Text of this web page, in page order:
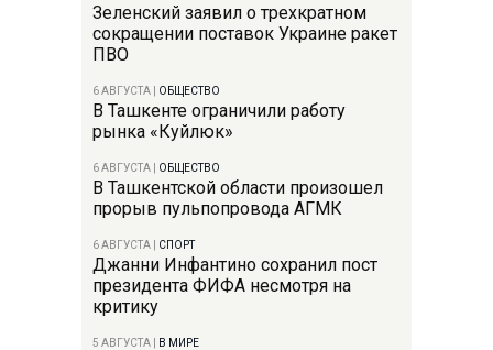
Зеленский заявил о трехкратном
сокращении поставок Украине ракет
ПВО
6 АВГУСТА ОБЩЕСТВО
В Ташкенте ограничили работу
рынка «Куйлюк»
6 АВГУСТА ОБЩЕСТВО
В Ташкентской области произошел
прорыв пульпопровода АГМК
6 АВГУСТА СПОРТ
Джанни Инфантино сохранил пост
президента ФИФА несмотря на
критику
5 АВГУСТА В МИРЕ